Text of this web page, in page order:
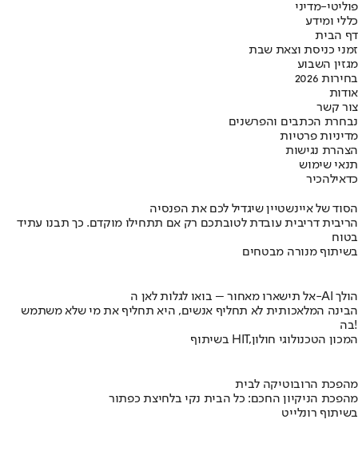
פוליטי-מדיני
כללי ומידע
דף הבית
זמני כניסת וצאת שבת
מגזין השבוע
בחירות 2026
אודות
צור קשר
נבחרת הכתבים והפרשנים
מדיניות פרטיות
הצהרת נגישות
תנאי שימוש
כדאילהכיר
הסוד של איינשטיין שיגדיל לכם את הפנסיה
הריבית דריבית עובדת לטובתכם רק אם תתחילו מוקדם. כך תבנו עתיד
בטוח
בשיתוף מנורה מבטחים
אל תישארו מאחור – בואו לגלות לאן ה-AI הולך
הבינה המלאכותית לא תחליף אנשים, היא תחליף את מי שלא משתמש
בה!
בשיתוף HIT,המכון הטכנולוגי חולון
מהפכת הרובוטיקה לבית
מהפכת הניקיון החכם: כל הבית נקי בלחיצת כפתור
בשיתוף רונלייט